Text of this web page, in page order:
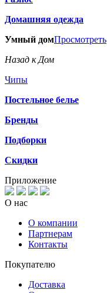
Домашняя одежда
Умный домПросмотреть
Назад к Дом
Чипы
Постельное белье
Бренды
Подборки
Скидки
Приложение
О нас
О компании
Партнерам
Контакты
Покупателю
Доставка